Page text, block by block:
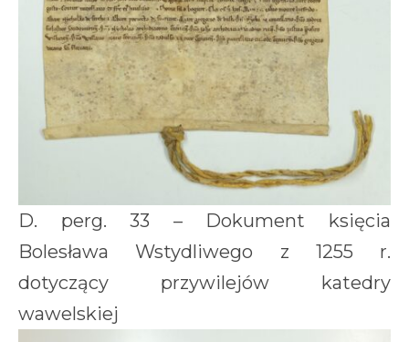
D. perg. 33 – Dokument księcia
Bolesława Wstydliwego z 1255 r.
dotyczący przywilejów katedry
wawelskiej